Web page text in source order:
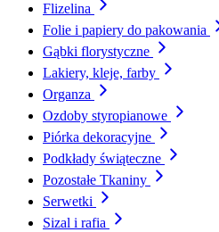
Flizelina
Folie i papiery do pakowania
Gąbki florystyczne
Lakiery, kleje, farby
Organza
Ozdoby styropianowe
Piórka dekoracyjne
Podkłady świąteczne
Pozostałe Tkaniny
Serwetki
Sizal i rafia